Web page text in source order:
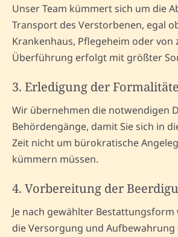
Unser Team kümmert sich um die
Transport des Verstorbenen, egal
Krankenhaus, Pflegeheim oder von
Überführung erfolgt mit größter
3. Erledigung der
Wir übernehmen die notwendigen
Behördengänge, damit Sie sich in
Zeit nicht um bürokratische
kümmern müssen.
4. Vorbereitung der
Je nach gewählter
die Versorgung und Aufbewahrung